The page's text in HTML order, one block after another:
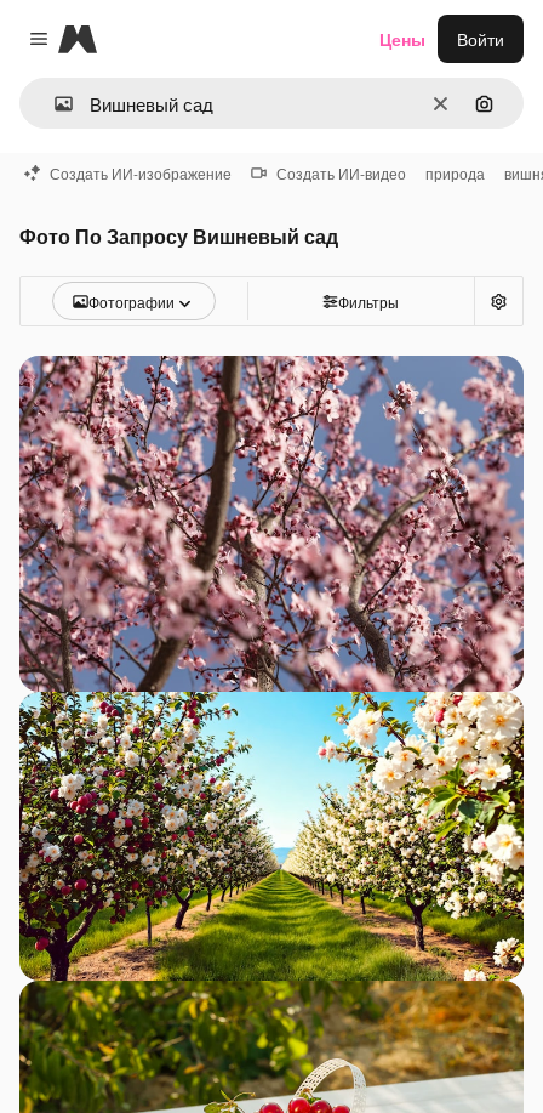
Close menu
Magnific
ОчиститьПоиск
Цены Войти
Создать ИИ-изображение Создать ИИ-видео природа
Фото По Запросу Вишневый сад
Фотографии Фильтры